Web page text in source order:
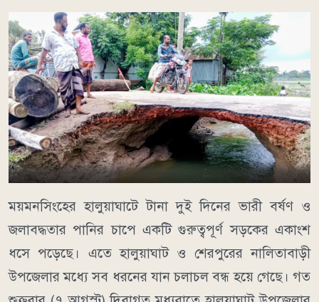
ময়মনসিংহের হালুয়াঘাটে টানা দুই দিনের ভারী বর্ষণ ও
জলাবদ্ধতার পানির চাপে একটি গুরুত্বপূর্ণ সড়কের একাংশ
ধসে পড়েছে। এতে হালুয়াঘাট ও শেরপুরের নালিতাবাড়ী
উপজেলার মধ্যে সব ধরনের যান চলাচল বন্ধ হয়ে গেছে। গত